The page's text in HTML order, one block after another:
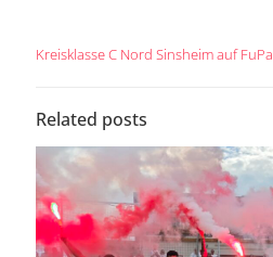
Kreisklasse C Nord Sinsheim auf FuPa
Related posts